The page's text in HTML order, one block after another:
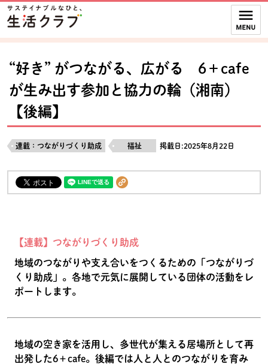
ページの先頭です。
本文へジャンプする。
ここからサイト内共通メニューです。
サイト内共通メニューをスキップする
サイト内共通メニューここまで。
“好き” がつながる、広がる 6＋cafe
が生み出す参加と協力の輪（湘南）
【後編】
連載：つながりづくり助成 福祉 掲載日:2025年8月22日
【連載】つながりづくり助成
地域のつながりや支え合いをつくるための「つながりづ
くり助成」。各地で元気に展開している団体の活動をレ
ポートします。
地域の空き家を活用し、多世代が集える居場所として再
出発した6＋cafe。後編では人と人とのつながりを育み